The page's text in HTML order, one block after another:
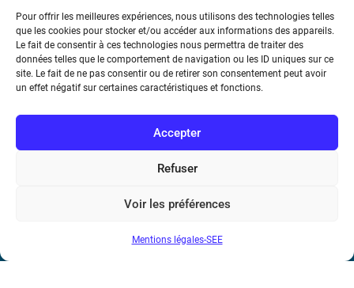
Pour offrir les meilleures expériences, nous utilisons des technologies telles
que les cookies pour stocker et/ou accéder aux informations des appareils.
Le fait de consentir à ces technologies nous permettra de traiter des
données telles que le comportement de navigation ou les ID uniques sur ce
site. Le fait de ne pas consentir ou de retirer son consentement peut avoir
un effet négatif sur certaines caractéristiques et fonctions.
Accepter
Refuser
Voir les préférences
Mentions légales-SEE
Bicentenaire des découvertes d’André-
Marie Ampère
Conditions Générales de Vente
Mentions légales
N° de SIREN : 785 393 232, Code APE : 9412Z TVA intra-
communautaire : FR44 785 393 232